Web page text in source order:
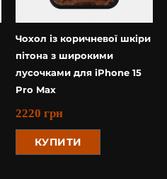
Чохол із коричневої шкіри
пітона з широкими
лусочками для iPhone 15
Pro Max
2220 грн
КУПИТИ